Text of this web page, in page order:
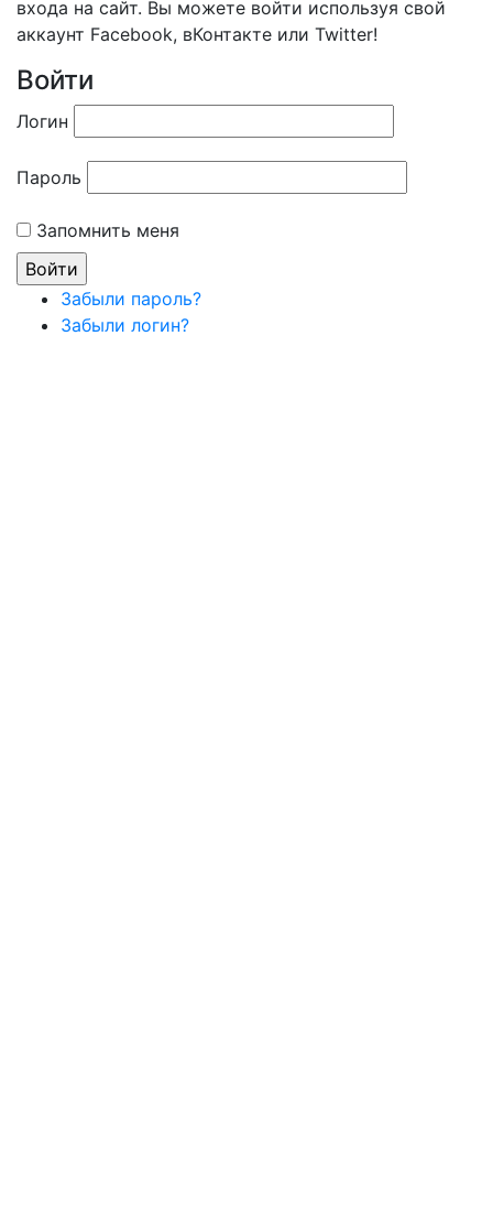
входа на сайт. Вы можете войти используя свой
аккаунт Facebook, вКонтакте или Twitter!
Войти
Логин
Пароль
Запомнить меня
Забыли пароль?
Забыли логин?